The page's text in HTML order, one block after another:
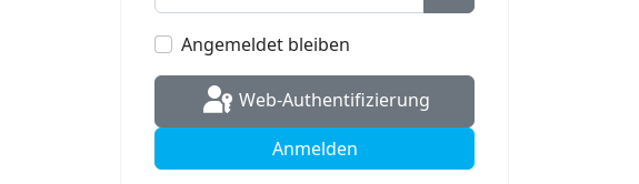
Passwort anzeigen
Angemeldet bleiben
Web-Authentifizierung
Anmelden